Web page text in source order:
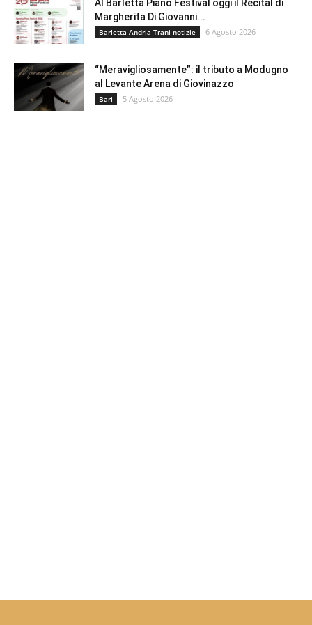
Al Barletta Piano Festival oggi il Recital di
Margherita Di Giovanni...
Barletta-Andria-Trani notizie 6 Agosto 2026
“Meravigliosamente”: il tributo a Modugno
al Levante Arena di Giovinazzo
Bari 5 Agosto 2026